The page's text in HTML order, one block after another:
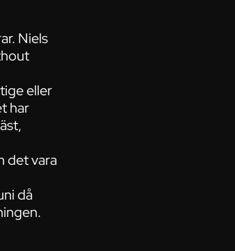
Niels
eller
har
det vara
då